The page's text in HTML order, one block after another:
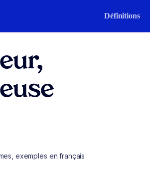
Définitions
exemples en français